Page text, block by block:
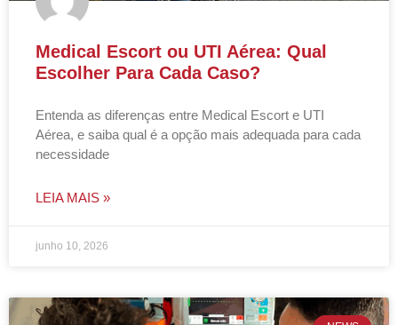
Medical Escort ou UTI Aérea: Qual
Escolher Para Cada Caso?
Entenda as diferenças entre Medical Escort e UTI
Aérea, e saiba qual é a opção mais adequada para cada
necessidade
LEIA MAIS »
junho 10, 2026